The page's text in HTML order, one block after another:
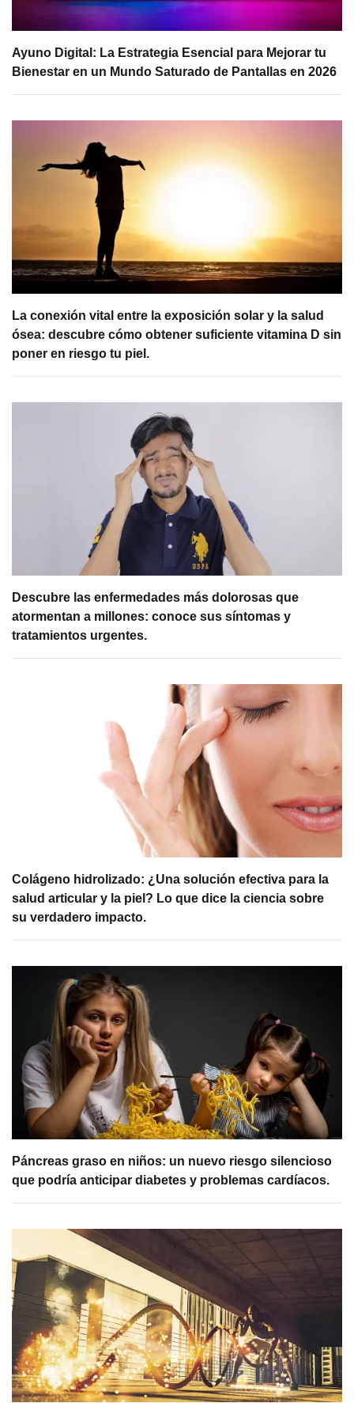
Ayuno Digital: La Estrategia Esencial para Mejorar tu
Bienestar en un Mundo Saturado de Pantallas en 2026
La conexión vital entre la exposición solar y la salud
ósea: descubre cómo obtener suficiente vitamina D sin
poner en riesgo tu piel.
Descubre las enfermedades más dolorosas que
atormentan a millones: conoce sus síntomas y
tratamientos urgentes.
Colágeno hidrolizado: ¿Una solución efectiva para la
salud articular y la piel? Lo que dice la ciencia sobre
su verdadero impacto.
Páncreas graso en niños: un nuevo riesgo silencioso
que podría anticipar diabetes y problemas cardíacos.